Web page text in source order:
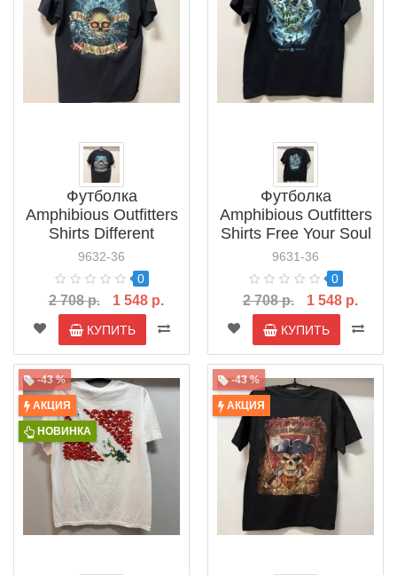
Футболка
Amphibious Outfitters
Shirts Different
9632-36
0
2 708 р. 1 548 р.
КУПИТЬ
Футболка
Amphibious Outfitters
Shirts Free Your Soul
9631-36
0
2 708 р. 1 548 р.
КУПИТЬ
-43 %
АКЦИЯ
НОВИНКА
-43 %
АКЦИЯ